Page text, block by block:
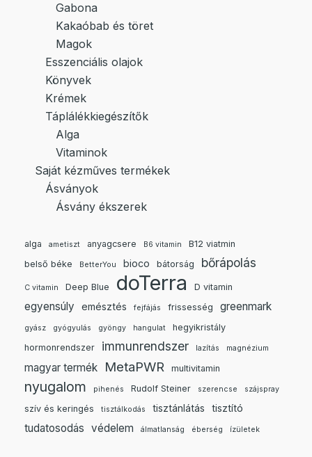
Gabona
Kakaóbab és töret
Magok
Esszenciális olajok
Könyvek
Krémek
Táplálékkiegészítők
Alga
Vitaminok
Saját kézműves termékek
Ásványok
Ásvány ékszerek
alga ametiszt anyagcsere B6 vitamin
B12 viatmin
belső béke
BetterYou bioco bátorság bőrápolás
C vitamin Deep Blue doTerra D vitamin
egyensúly emésztés fejfájás frissesség greenmark
gyász gyógyulás gyöngy hangulat
hegyikristály
hormonrendszer
immunrendszer lazítás magnézium
magyar termék MetaPWR multivitamin
nyugalom pihenés Rudolf Steiner szerencse szájspray
szív és keringés tisztálkodás tisztánlátás tisztító
tudatosodás védelem álmatlanság éberség ízületek